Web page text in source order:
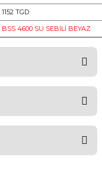
1152 TGD
BSS 4600 SU SEBİLİ BEYAZ